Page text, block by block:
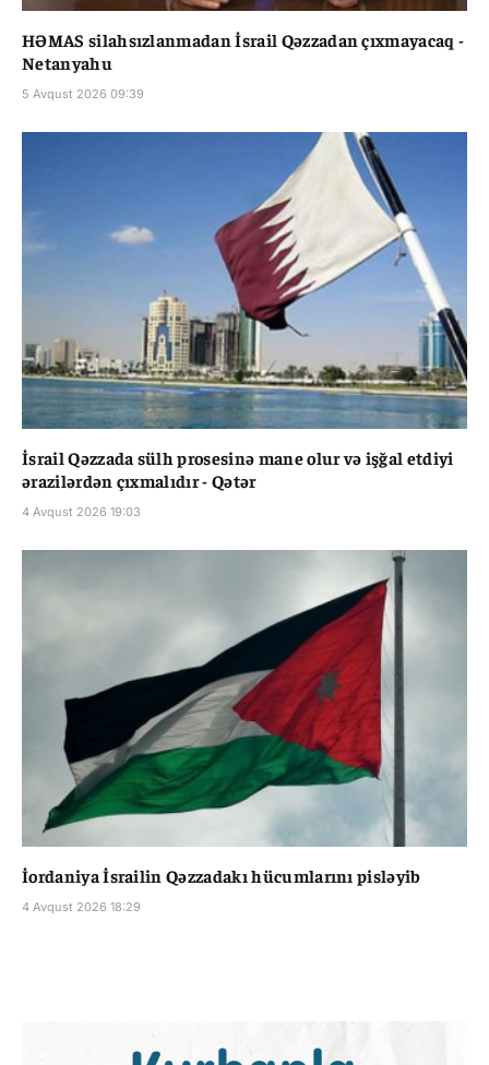
HƏMAS silahsızlanmadan İsrail Qəzzadan çıxmayacaq -
Netanyahu
5 Avqust 2026 09:39
İsrail Qəzzada sülh prosesinə mane olur və işğal etdiyi
ərazilərdən çıxmalıdır - Qətər
4 Avqust 2026 19:03
İordaniya İsrailin Qəzzadakı hücumlarını pisləyib
4 Avqust 2026 18:29